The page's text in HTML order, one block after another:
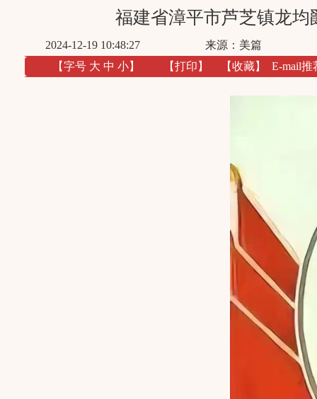
福建省漳平市芦芝镇龙
2024-12-19 10:48:27
来源：美篇
【字号 大 中 小】 【打印 】 【收藏】 E-mail推